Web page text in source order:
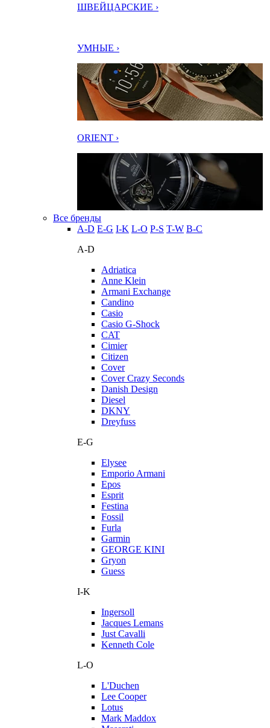
ШВЕЙЦАРСКИЕ ›
УМНЫЕ ›
ORIENT ›
Все бренды
A-D E-G I-K L-O P-S T-W В-С
A-D
Adriatica
Anne Klein
Armani Exchange
Candino
Casio
Casio G-Shock
CAT
Cimier
Citizen
Cover
Cover Crazy Seconds
Danish Design
Diesel
DKNY
Dreyfuss
E-G
Elysee
Emporio Armani
Epos
Esprit
Festina
Fossil
Furla
Garmin
GEORGE KINI
Gryon
Guess
I-K
Ingersoll
Jacques Lemans
Just Cavalli
Kenneth Cole
L-O
L'Duchen
Lee Cooper
Lotus
Mark Maddox